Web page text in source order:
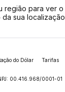
região para ver o
sua localização
do Dólar Tarifas
00.416.968/0001-01